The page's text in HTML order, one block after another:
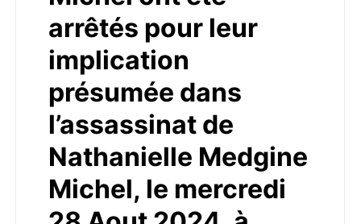
arrêtés pour leur
implication
présumée dans
l’assassinat de
Nathanielle Medgine
Michel, le mercredi